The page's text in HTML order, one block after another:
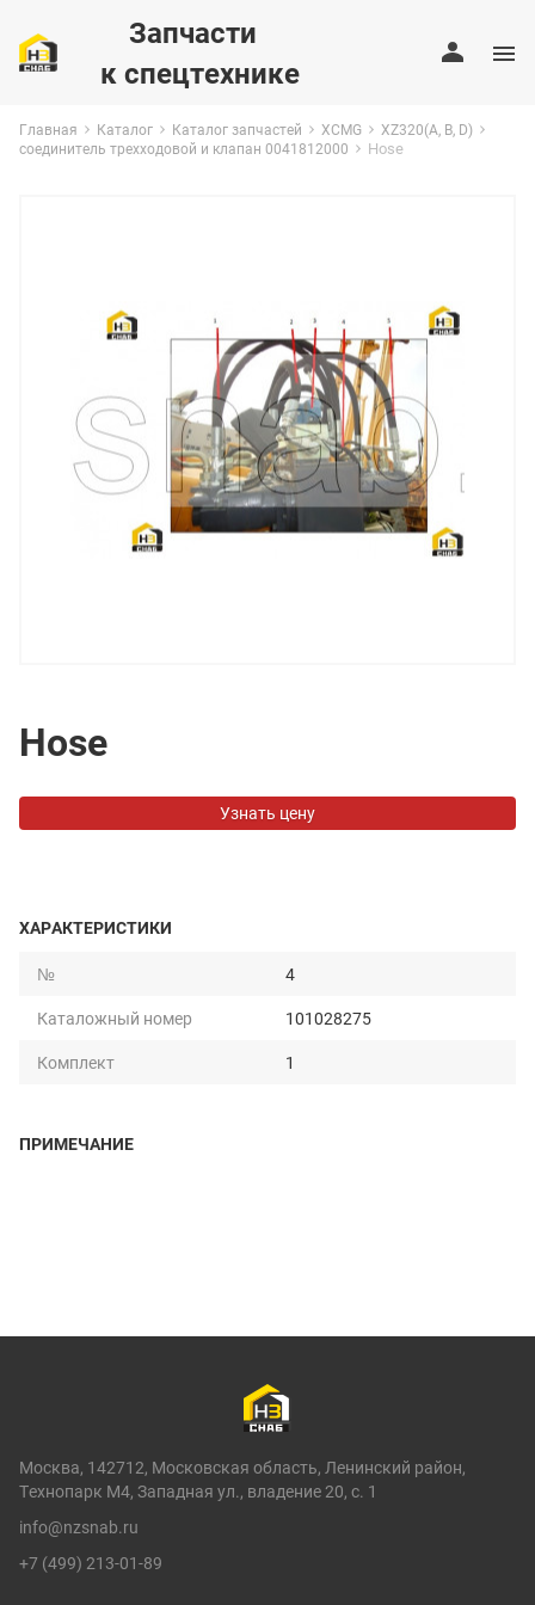
Запчасти
к спецтехнике
Главная Каталог Каталог запчастей XCMG
XZ320(A, B, D)
соединитель трехходовой и клапан 0041812000
Hose
Hose
Узнать цену
ХАРАКТЕРИСТИКИ
№
4
Каталожный номер
101028275
Комплект
1
ПРИМЕЧАНИЕ
Москва, 142712, Московская область, Ленинский район,
Технопарк М4, Западная ул., владение 20, с. 1
info@nzsnab.ru
+7 (499) 213-01-89